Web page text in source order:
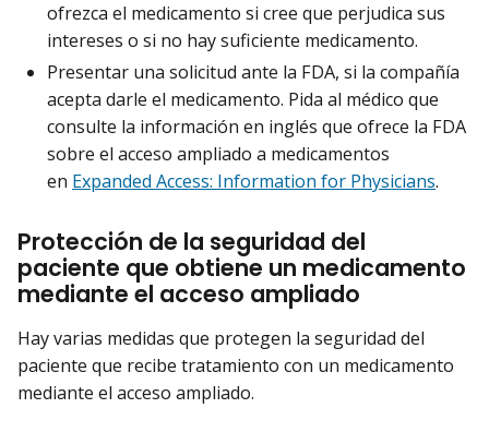
ofrezca el medicamento si cree que perjudica sus
intereses o si no hay suficiente medicamento.
Presentar una solicitud ante la FDA, si la compañía
acepta darle el medicamento. Pida al médico que
consulte la información en inglés que ofrece la FDA
sobre el acceso ampliado a medicamentos
en Expanded Access: Information for Physicians.
Protección de la seguridad del
paciente que obtiene un medicamento
mediante el acceso ampliado
Hay varias medidas que protegen la seguridad del
paciente que recibe tratamiento con un medicamento
mediante el acceso ampliado.